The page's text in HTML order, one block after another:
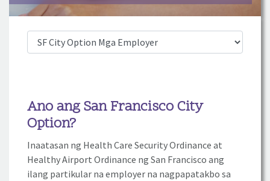
Ano ang San Francisco City
Option?
Inaatasan ng Health Care Security Ordinance at
Healthy Airport Ordinance ng San Francisco ang
ilang partikular na employer na nagpapatakbo sa